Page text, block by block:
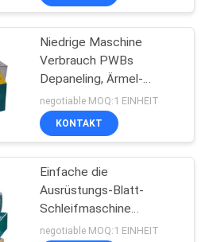
Niedrige Maschine
Verbrauch PWBs
Depaneling, Ärmel-
Schneidemaschine C 313
negotiable MOQ:1 EINHEIT
KONTAKT
Einfache die
Ausrüstungs-Blatt-
Schleifmaschine
Wolframstahl-PWBs
negotiable MOQ:1 EINHEIT